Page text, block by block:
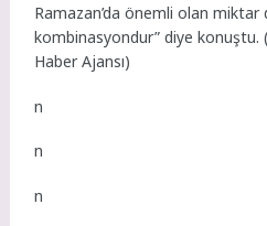
Ramazan’da önemli olan
kombinasyondur” diye konuştu.
Haber Ajansı)
n
n
n